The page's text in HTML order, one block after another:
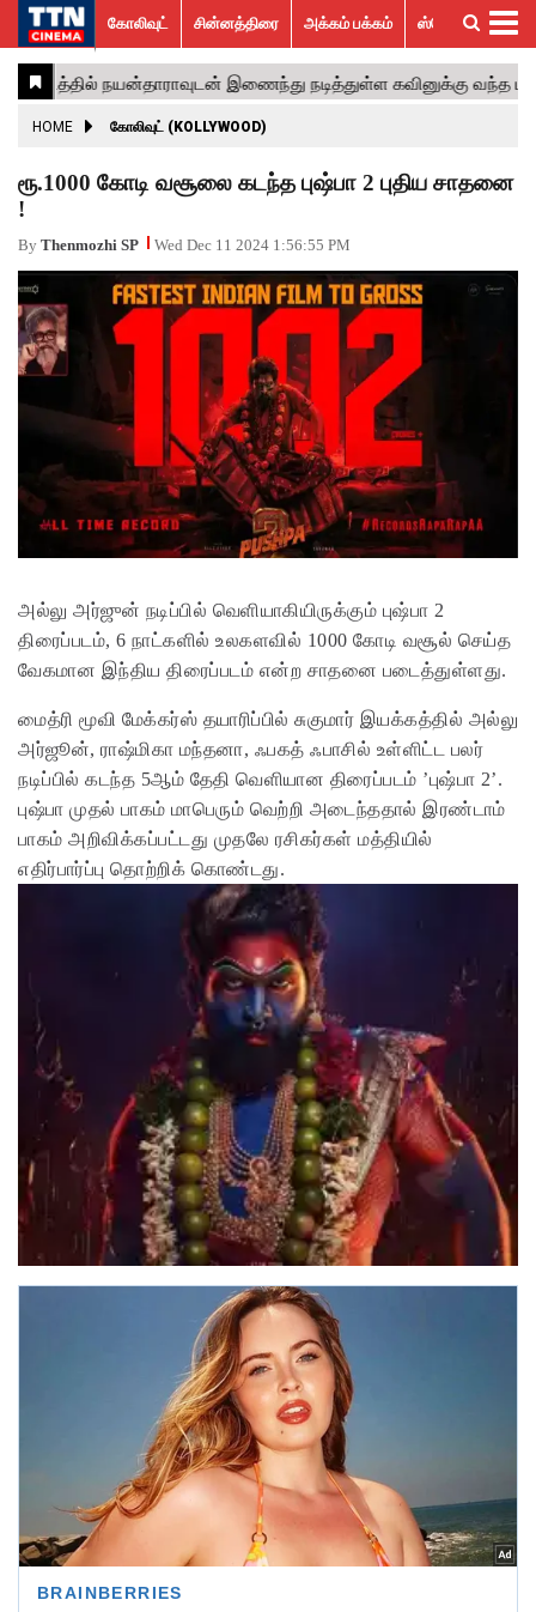
கோலிவுட்
சின்னத்திரை
பாலிவுட்
ஹாலிவுட்
அக்கம்
பக்கம்
ஸ்பெஷல்
ஸ்டோரீஸ்
விமர்சனம்
GALLERY
ACTRESS
ACTORS
EVENTS
VIDEOS
What’s
Hot
Trending
News
கோலிவுட் சின்னத்திரை அக்கம் பக்கம் ஸ்பெஷல் ஸ்டோரீஸ்
HOME கோலிவுட் (KOLLYWOOD)
ரூ.1000 கோடி வசூலை கடந்த புஷ்பா 2 புதிய சாதனை
!
By Thenmozhi SP Wed Dec 11 2024 1:56:55 PM
அல்லு அர்ஜுன் நடிப்பில் வெளியாகியிருக்கும் புஷ்பா 2
திரைப்படம், 6 நாட்களில் உலகளவில் 1000 கோடி வசூல் செய்த
வேகமான இந்திய திரைப்படம் என்ற சாதனை படைத்துள்ளது.
மைத்ரி மூவி மேக்கர்ஸ் தயாரிப்பில் சுகுமார் இயக்கத்தில் அல்லு
அர்ஜூன், ராஷ்மிகா மந்தனா, ஃபகத் ஃபாசில் உள்ளிட்ட பலர்
நடிப்பில் கடந்த 5ஆம் தேதி வெளியான திரைப்படம் ’புஷ்பா 2’.
புஷ்பா முதல் பாகம் மாபெரும் வெற்றி அடைந்ததால் இரண்டாம்
பாகம் அறிவிக்கப்பட்டது முதலே ரசிகர்கள் மத்தியில்
எதிர்பார்ப்பு தொற்றிக் கொண்டது.